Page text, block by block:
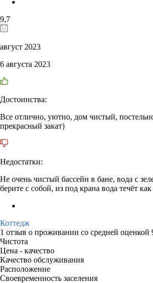
9,7
август 2023
6 августа 2023
Достоинства:
Все отлично, уютно, дом чистый,
прекрасный закат)
Недостатки:
Не очень чистый бассейн в бане, вода с
берите с собой, из под крана вода течёт
Коттедж
1 отзыв о проживании со средней оценкой
Чистота
Цена - качество
Качество обслуживания
Расположение
Своевременность заселения